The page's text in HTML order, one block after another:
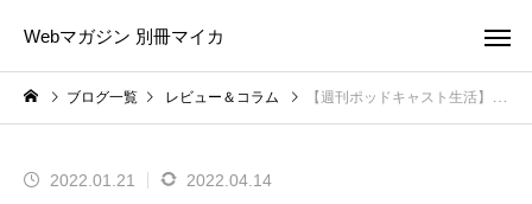
Webマガジン 別冊マイカ
ブログ一覧 レビュー＆コラム 【週刊ポッドキャスト生活】#11 ポッドキャストのアワード
2022.01.21 2022.04.14